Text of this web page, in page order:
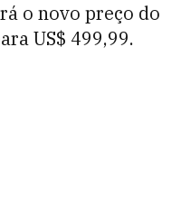
o novo preço do
US$ 499,99.